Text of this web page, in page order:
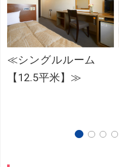
≪シングルルーム
【12.5平米】≫